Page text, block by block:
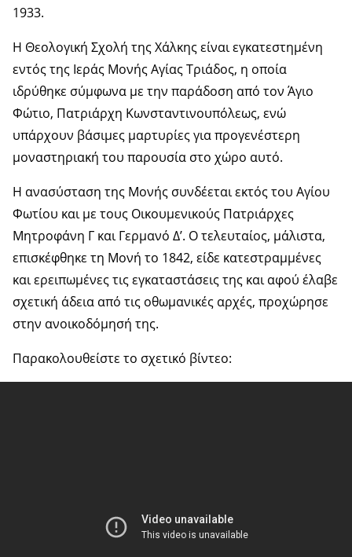
1933.
Η Θεολογική Σχολή της Χάλκης είναι εγκατεστημένη
εντός της Ιεράς Μονής Αγίας Τριάδος, η οποία
ιδρύθηκε σύμφωνα με την παράδοση από τον Άγιο
Φώτιο, Πατριάρχη Κωνσταντινουπόλεως, ενώ
υπάρχουν βάσιμες μαρτυρίες για προγενέστερη
μοναστηριακή του παρουσία στο χώρο αυτό.
Η ανασύσταση της Μονής συνδέεται εκτός του Αγίου
Φωτίου και με τους Οικουμενικούς Πατριάρχες
Μητροφάνη Γ και Γερμανό Δ’. Ο τελευταίος, μάλιστα,
επισκέφθηκε τη Μονή το 1842, είδε κατεστραμμένες
και ερειπωμένες τις εγκαταστάσεις της και αφού έλαβε
σχετική άδεια από τις οθωμανικές αρχές, προχώρησε
στην ανοικοδόμησή της.
Παρακολουθείστε το σχετικό βίντεο: